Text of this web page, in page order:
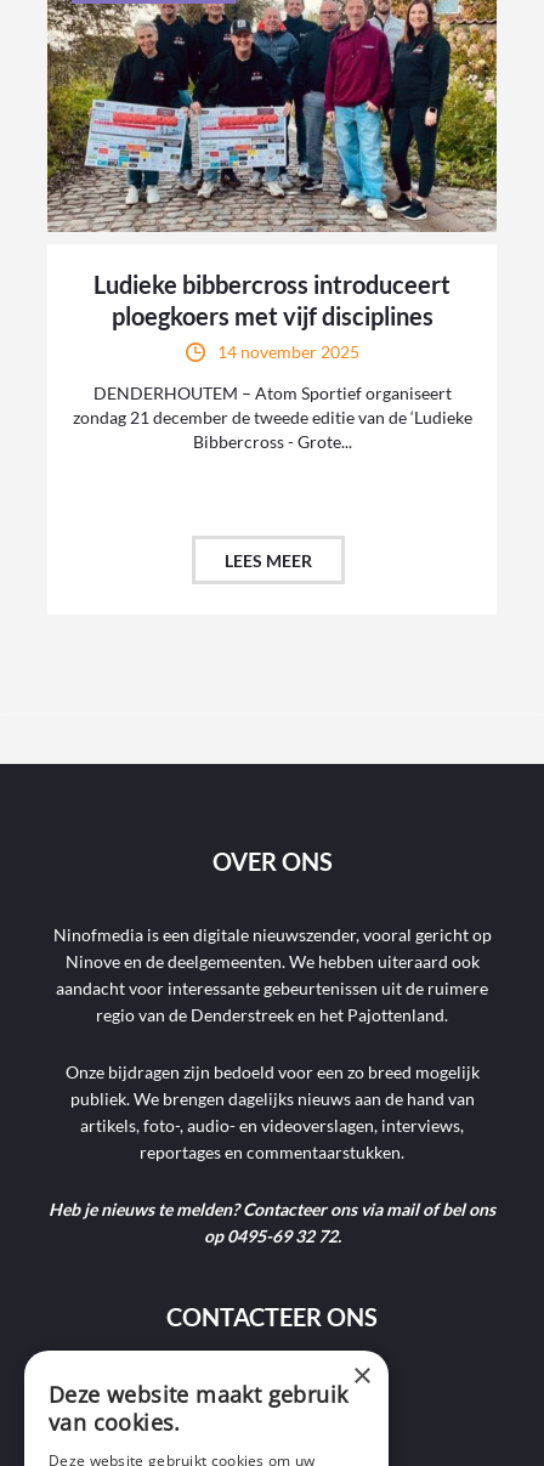
Ludieke bibbercross introduceert
ploegkoers met vijf disciplines
14 november 2025
DENDERHOUTEM – Atom Sportief organiseert
zondag 21 december de tweede editie van de ‘Ludieke
Bibbercross - Grote...
LEES MEER
OVER ONS
Ninofmedia is een digitale nieuwszender, vooral gericht op
Ninove en de deelgemeenten. We hebben uiteraard ook
aandacht voor interessante gebeurtenissen uit de ruimere
regio van de Denderstreek en het Pajottenland.
Onze bijdragen zijn bedoeld voor een zo breed mogelijk
publiek. We brengen dagelijks nieuws aan de hand van
artikels, foto-, audio- en videoverslagen, interviews,
reportages en commentaarstukken.
Heb je nieuws te melden? Contacteer ons via mail of bel ons
op 0495-69 32 72.
CONTACTEER ONS
9400 Ninove ×
Deze website maakt gebruik
van cookies.
Deze website gebruikt cookies om uw